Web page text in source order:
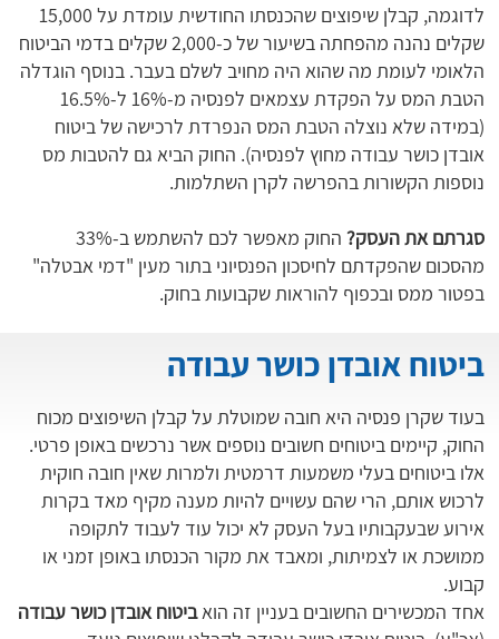
לדוגמה, קבלן שיפוצים שהכנסתו החודשית עומדת על 15,000
שקלים נהנה מהפחתה בשיעור של כ-2,000 שקלים בדמי הביטוח
הלאומי לעומת מה שהוא היה מחויב לשלם בעבר. בנוסף הוגדלה
הטבת המס על הפקדת עצמאים לפנסיה מ-16% ל-16.5%
(במידה שלא נוצלה הטבת המס הנפרדת לרכישה של ביטוח
אובדן כושר עבודה מחוץ לפנסיה). החוק הביא גם להטבות מס
נוספות הקשורות בהפרשה לקרן השתלמות.
סגרתם את העסק?
החוק מאפשר לכם להשתמש ב-33%
מהסכום שהפקדתם לחיסכון הפנסיוני בתור מעין "דמי אבטלה"
בפטור ממס ובכפוף להוראות שקבועות בחוק.
בעוד שקרן פנסיה היא חובה שמוטלת על קבלן השיפוצים מכוח
החוק, קיימים ביטוחים חשובים נוספים אשר נרכשים באופן פרטי.
אלו ביטוחים בעלי משמעות דרמטית ולמרות שאין חובה חוקית
לרכוש אותם, הרי שהם עשויים להיות מענה מקיף מאד בקרות
אירוע שבעקבותיו בעל העסק לא יכול עוד לעבוד לתקופה
ממושכת או לצמיתות, ומאבד את מקור הכנסתו באופן זמני או
קבוע.
אחד המכשירים החשובים בעניין זה הואביטוח אובדן כושר עבודה
ביטוח אובדן כושר עבודה